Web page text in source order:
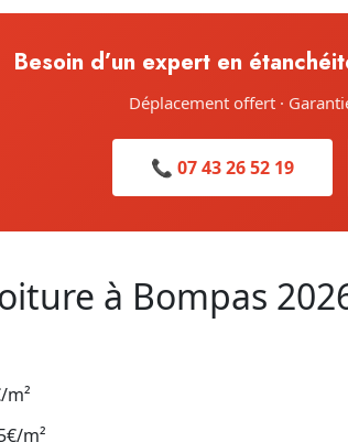
Besoin d’un expert en
Déplacement offert ·
📞 07 43 26 52 19
à Bompas
m²
m²